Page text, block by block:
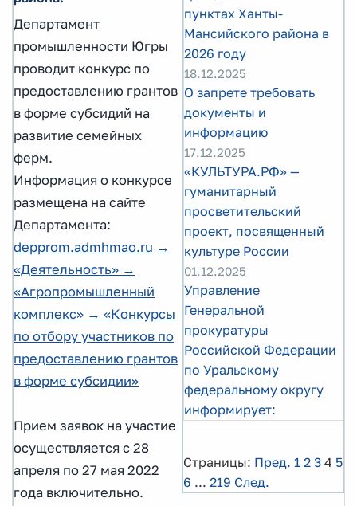
Департамент
промышленности Югры
проводит конкурс по
предоставлению грантов
в форме субсидий на
развитие семейных
ферм.
Информация о конкурсе
размещена на сайте
Департамента:
depprom.admhmao.ru →
«Деятельность» →
«Агропромышленный
комплекс» → «Конкурсы
по отбору участников по
предоставлению грантов
в форме субсидии»
Прием заявок на участие
осуществляется с 28
апреля по 27 мая 2022
года включительно.
пунктах Ханты-
Мансийского района в
2026 году
18.12.2025
О запрете требовать
документы и
информацию
17.12.2025
«КУЛЬТУРА.РФ» —
гуманитарный
просветительский
проект, посвященный
культуре России
01.12.2025
Управление
Генеральной
прокуратуры
Российской Федерации
по Уральскому
федеральному округу
информирует:
Страницы: Пред. 1 2 3 4 5
6 ... 219 След.